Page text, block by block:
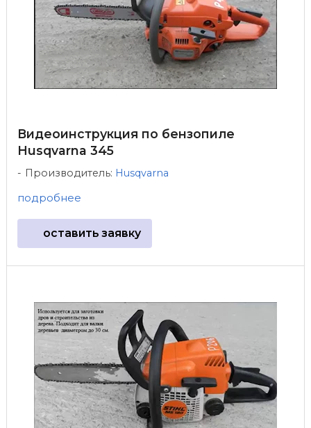
Видеоинструкция по бензопиле
Husqvarna 345
Производитель: Husqvarna
подробнее
оставить заявку